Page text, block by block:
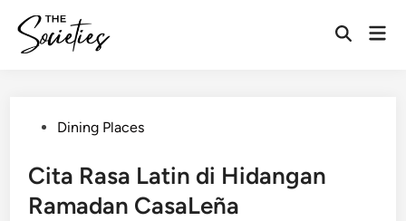
content
Open
PostedDining Places
Cita Rasa Latin di Hidangan
Ramadan CasaLeña